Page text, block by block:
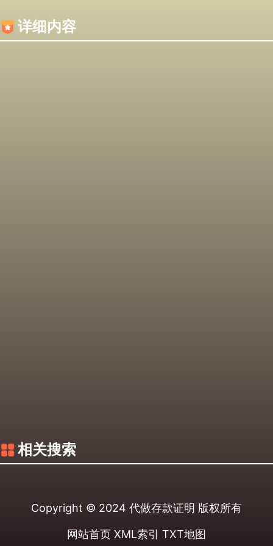
详细内容
相关搜索
Copyright © 2024 代做存款证明 版权所有
网站首页 XML索引 TXT地图